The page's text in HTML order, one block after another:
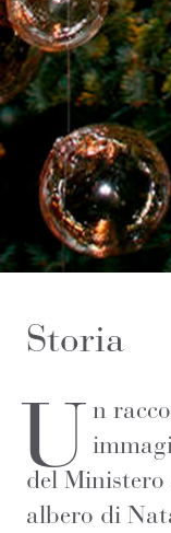
Storia
U n
del
albero di